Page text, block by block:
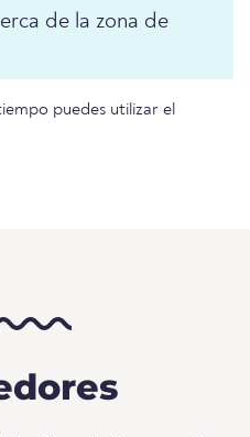
de la zona de
puedes utilizar el